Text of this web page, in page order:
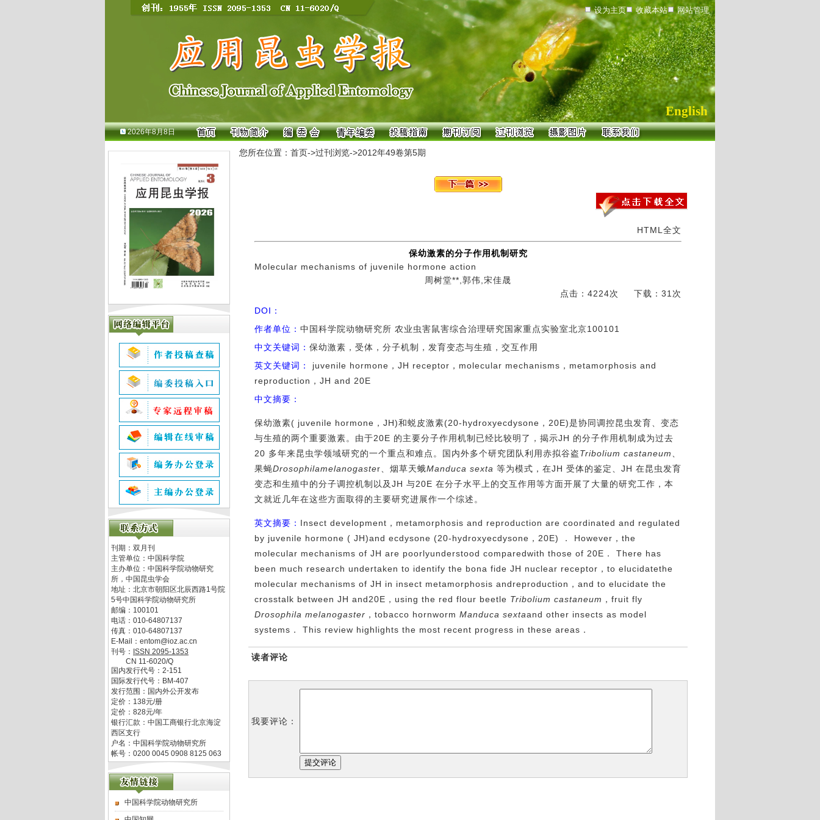
设为主页 收藏本站 网站管理
English
2026年8月8日
刊期：双月刊
主管单位： 中国科学院
主办单位： 中国科学院动物研究
所，中国昆虫学会
地址： 北京市朝阳区北辰西路1号院
5号中国科学院动物研究所
邮编： 100101
电话： 010-64807137
传真： 010-64807137
E-Mail： entom@ioz.ac.cn
刊号： ISSN 2095-1353
CN 11-6020/Q
国内发行代号： 2-151
国际发行代号： BM-407
发行范围：国内外公开发布
定价： 138元/册
定价： 828元/年
银行汇款：中国工商银行北京海淀
西区支行
户名：中国科学院动物研究所
帐号：0200 0045 0908 8125 063
中国科学院动物研究所
您所在位置： 首页->过刊浏览->2012年49卷第5期
HTML全文
保幼激素的分子作用机制研究
Molecular mechanisms of juvenile hormone action
周树堂**,郭伟,宋佳晟
点击：4224次
下载：31次
DOI：
作者单位： 中国科学院动物研究所 农业虫害鼠害综合治理研究国家重点实验室北京100101
中文关键词： 保幼激素，受体，分子机制，发育变态与生殖，交互作用
英文关键词：
juvenile hormone，JH receptor，molecular mechanisms，metamorphosis and
reproduction，JH and 20E
中文摘要：
保幼激素( juvenile hormone，JH)和蜕皮激素(20-hydroxyecdysone，20E)是协同调控昆虫发育、变态
与生殖的两个重要激素。由于20E 的主要分子作用机制已经比较明了，揭示JH 的分子作用机制成为过去
20 多年来昆虫学领域研究的一个重点和难点。国内外多个研究团队利用赤拟谷盗Tribolium castaneum
果蝇Drosophilamelanogaster、烟草天蛾Manduca sexta 等为模式，在JH 受体的鉴定、JH 在昆虫发育
变态和生殖中的分子调控机制以及JH 与20E 在分子水平上的交互作用等方面开展了大量的研究工作，本
文就近几年在这些方面取得的主要研究进展作一个综述。
英文摘要： Insect development，metamorphosis and reproduction are coordinated and regulated
by juvenile hormone ( JH)and ecdysone (20-hydroxyecdysone，20E) ． However，the
molecular mechanisms of JH are poorlyunderstood comparedwith those of 20E． There has
been much research undertaken to identify the bona fide JH nuclear receptor，to elucidatethe
molecular mechanisms of JH in insect metamorphosis andreproduction，and to elucidate the
crosstalk between JH and20E，using the red flour beetle Tribolium castaneum ，fruit fly
Drosophila melanogaster ，tobacco hornworm Manduca sextaand other insects as model
systems． This review highlights the most recent progress in these areas．
读者评论
我要评论：